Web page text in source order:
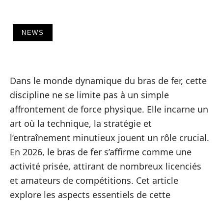
NEWS
Dans le monde dynamique du bras de fer, cette
discipline ne se limite pas à un simple
affrontement de force physique. Elle incarne un
art où la technique, la stratégie et
l’entraînement minutieux jouent un rôle crucial.
En 2026, le bras de fer s’affirme comme une
activité prisée, attirant de nombreux licenciés
et amateurs de compétitions. Cet article
explore les aspects essentiels de cette